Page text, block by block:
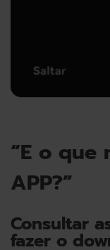
“E o que
APP?”
Consultar
fazer o